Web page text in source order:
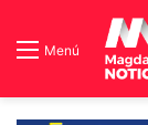
Menú